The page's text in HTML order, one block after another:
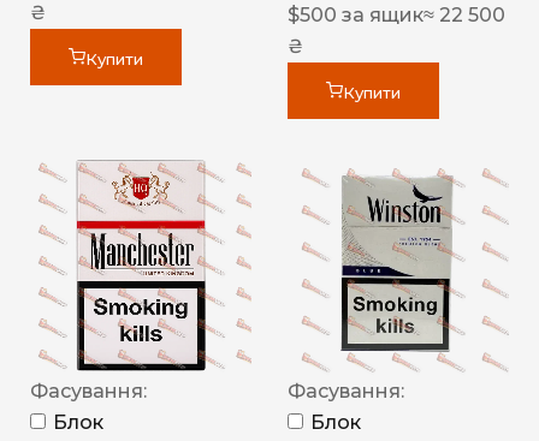
₴
Купити
$500 за ящик≈ 22 500
₴
Купити
Фасування:
Блок
Фасування:
Блок